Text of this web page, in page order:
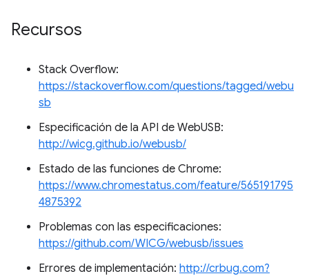
Recursos
Stack Overflow:
https://stackoverflow.com/questions/tagged/webu
sb
Especificación de la API de WebUSB:
http://wicg.github.io/webusb/
Estado de las funciones de Chrome:
https://www.chromestatus.com/feature/565191795
4875392
Problemas con las especificaciones:
https://github.com/WICG/webusb/issues
Errores de implementación: http://crbug.com?